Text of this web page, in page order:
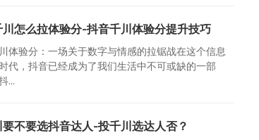
川怎么拉体验分-抖音千川体验分提升技巧
体验分：一场关于数字与情感的拉锯战在这个信息
代，抖音已经成为了我们生活中不可或缺的一部
...
不要选抖音达人-投千川选达人否？